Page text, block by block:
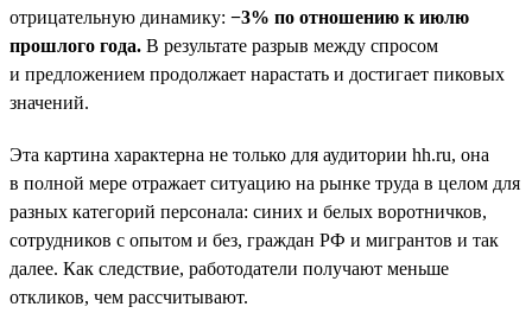
отрицательную динамику: −3% по отношению к июлю
прошлого года. В результате разрыв между спросом
и предложением продолжает нарастать и достигает пиковых
значений.
Эта картина характерна не только для аудитории hh.ru, она
в полной мере отражает ситуацию на рынке труда в целом для
разных категорий персонала: синих и белых воротничков,
сотрудников с опытом и без, граждан РФ и мигрантов и так
далее. Как следствие, работодатели получают меньше
откликов, чем рассчитывают.